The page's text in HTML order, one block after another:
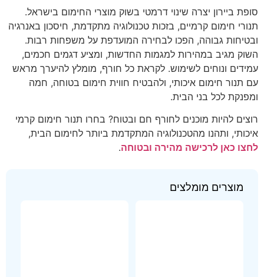
סופת ביירון יצרה שינוי דרמטי בשוק מוצרי החימום בישראל.
תנורי חימום קרמיים, בזכות טכנולוגיה מתקדמת, חיסכון באנרגיה
ובטיחות גבוהה, הפכו לבחירה המועדפת על משפחות רבות.
השוק מגיב במהירות למגמות החדשות, ומציע דגמים חכמים,
עמידים ונוחים לשימוש. לקראת כל חורף, מומלץ להיערך מראש
עם תנור חימום איכותי, ולהבטיח חווית חימום בטוחה, חמה
ומפנקת לכל בני הבית.
רוצים להיות מוכנים לחורף חם ובטוח? בחרו תנור חימום קרמי
איכותי, ותהנו מהטכנולוגיה המתקדמת ביותר לחימום הבית,
לחצו כאן לרכישה מהירה ובטוחה.
מוצרים מומלצים